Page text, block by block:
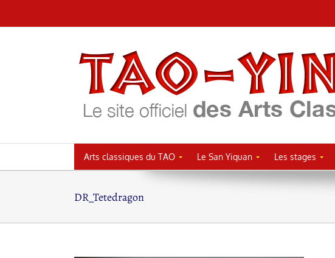
au
Arts classiques du TAO Le San Yiquan Les stages
DR_Tetedragon